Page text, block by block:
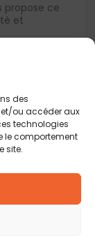
des
et/ou accéder aux
technologies
le comportement
site.
propose ce
et
idéale sur
et
de